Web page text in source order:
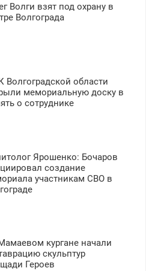
Волги взят под охрану в
Волгограда
Волгоградской области
мемориальную доску в
о сотруднике
Ярошенко: Бочаров
создание
участникам СВО в
кургане начали
скульптур
Героев